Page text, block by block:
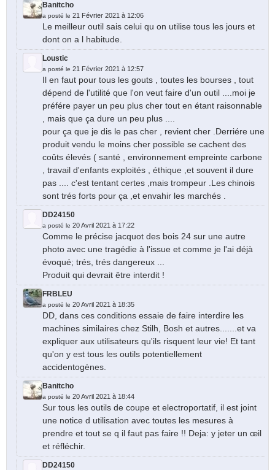
Banitcho
a posté le 21 Février 2021 à 12:06
Le meilleur outil sais celui qu on utilise tous les jours et
dont on a l habitude.
Loustic
a posté le 21 Février 2021 à 12:57
Il en faut pour tous les gouts , toutes les bourses , tout
dépend de l'utilité que l'on veut faire d'un outil ....moi je
préfére payer un peu plus cher tout en étant raisonnable
, mais que ça dure un peu plus ....
pour ça que je dis le pas cher , revient cher .Derriére une
produit vendu le moins cher possible se cachent des
coûts élevés ( santé , environnement empreinte carbone
, travail d'enfants exploités , éthique ,et souvent il dure
pas .... c'est tentant certes ,mais trompeur .Les chinois
sont trés forts pour ça ,et envahir les marchés .
DD24150
a posté le 20 Avril 2021 à 17:22
Comme le précise jacquot des bois 24 sur une autre
photo avec une tragédie à l'issue et comme je l'ai déjà
évoqué; trés, trés dangereux ...
Produit qui devrait être interdit !
FRBLEU
a posté le 20 Avril 2021 à 18:35
DD, dans ces conditions essaie de faire interdire les
machines similaires chez Stilh, Bosh et autres.......et va
expliquer aux utilisateurs qu'ils risquent leur vie! Et tant
qu'on y est tous les outils potentiellement
accidentogènes.
Banitcho
a posté le 20 Avril 2021 à 18:44
Sur tous les outils de coupe et electroportatif, il est joint
une notice d utilisation avec toutes les mesures à
prendre et tout se q il faut pas faire !! Deja: y jeter un œil
et réfléchir.
DD24150